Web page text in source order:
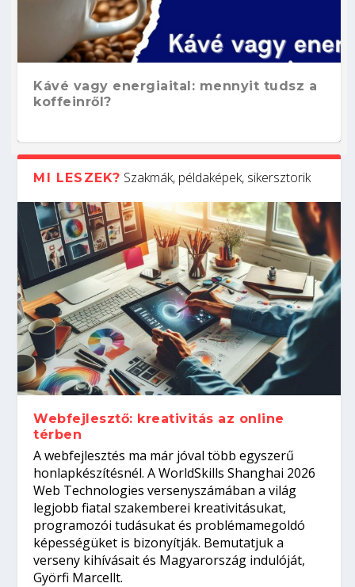
Kávé vagy energiaital: mennyit tudsz a
koffeinről?
Hogyan készíts ATS-barát önéletrajzot?
Így növelheted az esélyedet az
állásinterjúra...
Kitalálod, mire használják ezeket a
gépeket?
Nem sikerült az egyetemi felvételi?
Tanulj szakmát!
Szoftverfejlesztő: verseny kódban –
amikor néhány sor program dönti el a
világversenyt...
MI LESZEK? Szakmák, példaképek, sikersztorik
Webfejlesztő: kreativitás az online
térben
A webfejlesztés ma már jóval több egyszerű
honlapkészítésnél. A WorldSkills Shanghai 2026
Web Technologies versenyszámában a világ
legjobb fiatal szakemberei kreativitásukat,
programozói tudásukat és problémamegoldó
képességüket is bizonyítják. Bemutatjuk a
verseny kihívásait és Magyarország indulóját,
Györfi Marcellt.